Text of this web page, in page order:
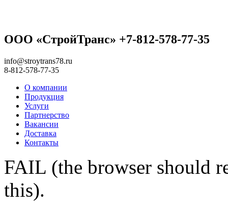
ООО «СтройТранс» +7-812-578-77-35
info@stroytrans78.ru
8-812-578-77-35
О компании
Продукция
Услуги
Партнерство
Вакансии
Доставка
Контакты
FAIL (the browser should
this).